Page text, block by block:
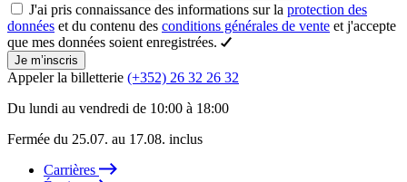
J'ai pris connaissance des informations sur la protection des
données et du contenu des conditions générales de vente et j'accepte
que mes données soient enregistrées.
Je m’inscris
Appeler la billetterie (+352) 26 32 26 32
Du lundi au vendredi de 10:00 à 18:00
Fermée du 25.07. au 17.08. inclus
Carrières